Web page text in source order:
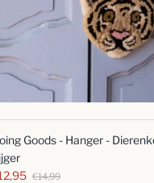
BLIK
Goods - Hanger -
€14,99